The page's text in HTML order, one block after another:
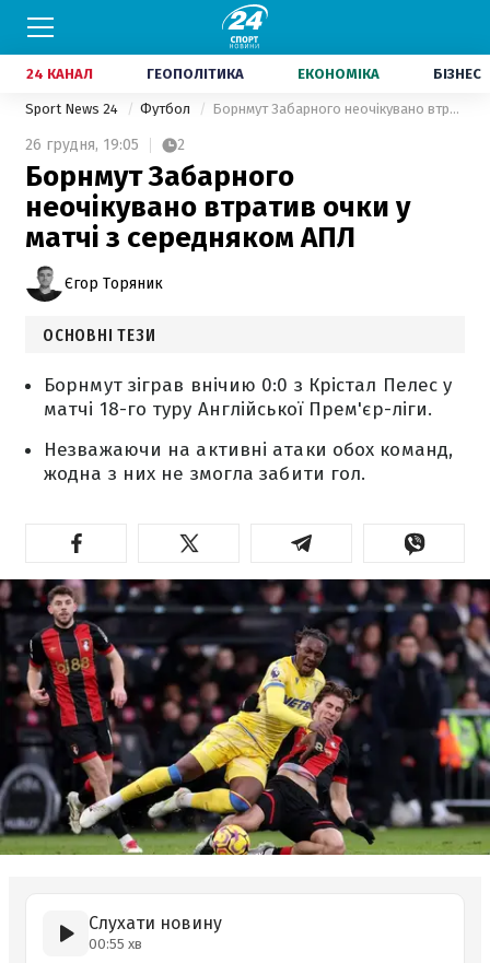
24 КАНАЛ ГЕОПОЛІТИКА ЕКОНОМІКА БІЗНЕС
Sport News 24 Футбол Борнмут Забарного неочікувано втратив очки у матчі з середняком АПЛ
26 грудня, 19:05 2
Борнмут Забарного
неочікувано втратив очки у
матчі з середняком АПЛ
Єгор Торяник
ОСНОВНІ ТЕЗИ
Борнмут зіграв внічию 0:0 з Крістал Пелес у
матчі 18-го туру Англійської Прем'єр-ліги.
Незважаючи на активні атаки обох команд,
жодна з них не змогла забити гол.
Слухати новину
00:55 хв